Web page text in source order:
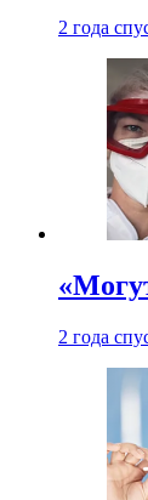
2 года
2 года